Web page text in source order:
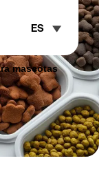
ES
mascotas